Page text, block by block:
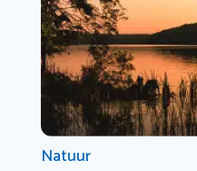
Natuur